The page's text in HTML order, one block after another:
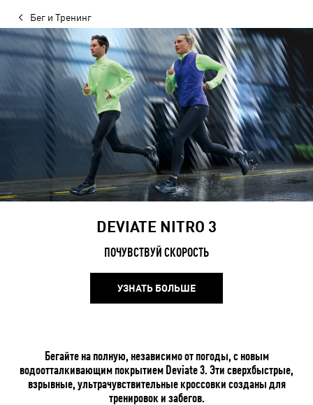
Бег и Тренинг
DEVIATE NITRO 3
ПОЧУВСТВУЙ СКОРОСТЬ
УЗНАТЬ БОЛЬШЕ
Бегайте на полную, независимо от погоды, с новым
водоотталкивающим покрытием Deviate 3. Эти сверхбыстрые,
взрывные, ультрачувствительные кроссовки созданы для
тренировок и забегов.